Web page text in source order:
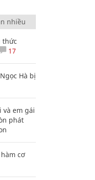
nhiều
thức
17
Hà bị
và em gái
phát
cơ